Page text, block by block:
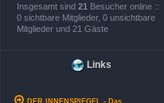
Insgesamt sind 21 Besucher online ::
0 sichtbare Mitglieder, 0 unsichtbare
Mitglieder und 21 Gäste
Links